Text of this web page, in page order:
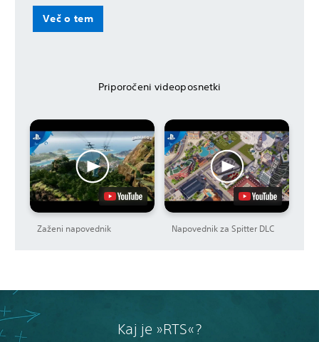
Več o tem
Priporočeni videoposnetki
Zaženi napovednik Napovednik za Spitter DLC
Kaj je »RTS«?